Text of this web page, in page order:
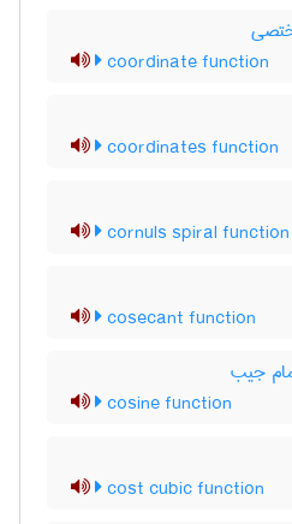
coordinate function
coordinates function
cornuls spiral function
cosecant function
جیب
cosine function
cost cubic function